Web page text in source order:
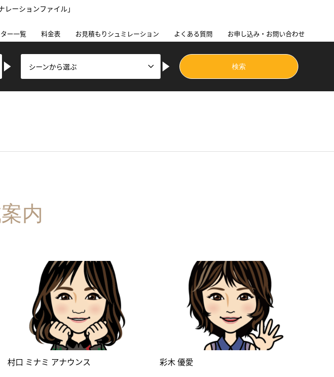
ーションファイル」
ー一覧 料金表 お見積もりシュミレーション よくある質問 お申し込み・お問い合わせ
シーンから選ぶ
内
村口 ミナミ アナウンス 彩木 優愛